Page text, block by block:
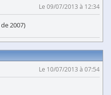
Le 09/07/2013 à 12:34
2007)
Le 10/07/2013 à 07:54